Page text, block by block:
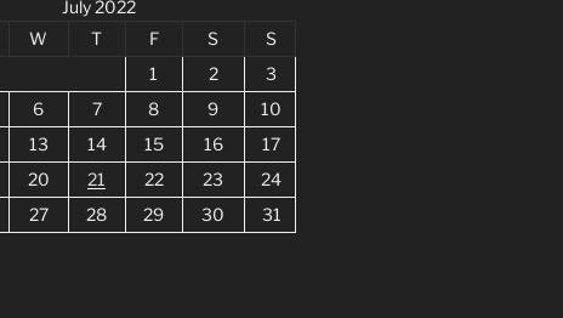
July 2022
W T F S
S
1
2
3
6 7 8 9
10
13 14 15 16
17
20 21 22 23
24
27 28 29 30
31